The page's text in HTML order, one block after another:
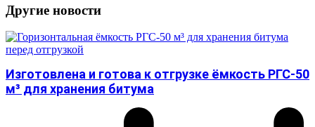
Другие новости
Изготовлена и готова к отгрузке ёмкость РГС-50
м³ для хранения битума